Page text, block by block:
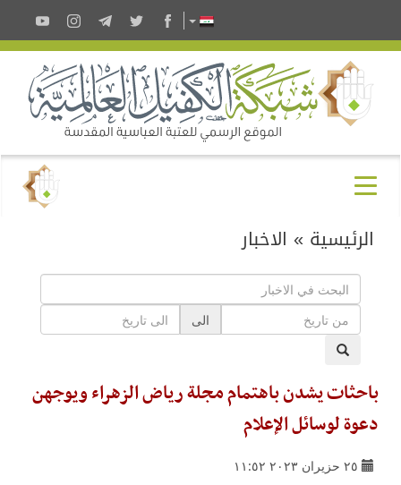
الرئيسية » الاخبار
الى
باحثات يشدن باهتمام مجلة رياض الزهراء ويوجهن
دعوة لوسائل الإعلام
٢٥ حزيران ٢٠٢٣ ١١:٥٢